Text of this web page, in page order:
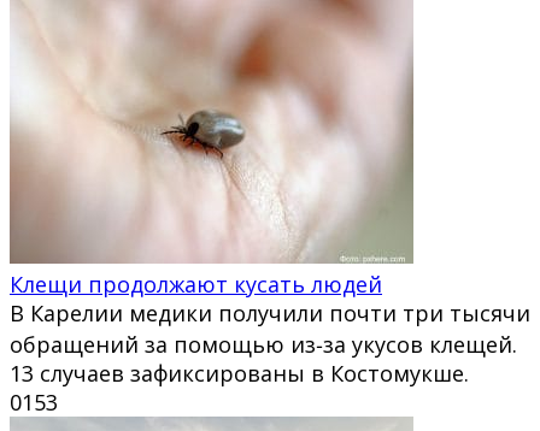
Клещи продолжают кусать людей
В Карелии медики получили почти три тысячи
обращений за помощью из‑за укусов клещей.
13 случаев зафиксированы в Костомукше.
0153